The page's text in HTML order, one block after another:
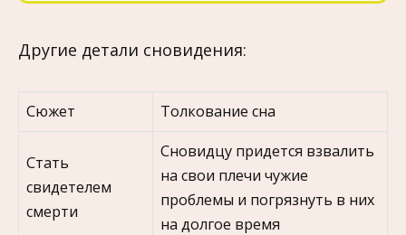
Другие детали сновидения:
Сюжет Толкование сна
Стать
свидетелем
смерти
Сновидцу придется взвалить
на свои плечи чужие
проблемы и погрязнуть в них
на долгое время